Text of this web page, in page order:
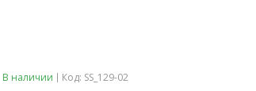
В наличии Код: SS_129-02